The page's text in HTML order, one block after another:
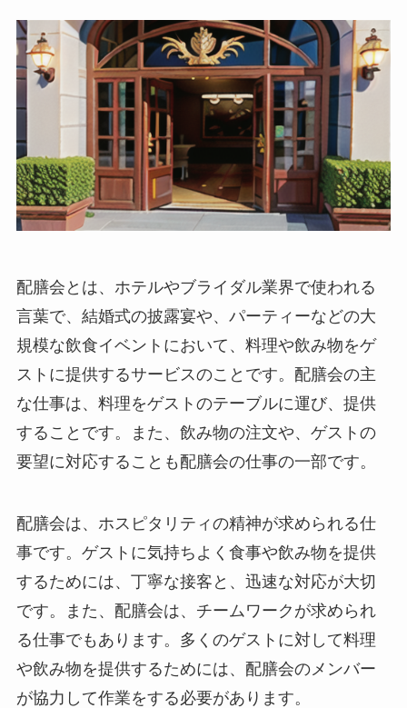
配膳会とは、ホテルやブライダル業界で使われる
言葉で、結婚式の披露宴や、パーティーなどの大
規模な飲食イベントにおいて、料理や飲み物をゲ
ストに提供するサービスのことです。 配膳会の主
な仕事は、料理をゲストのテーブルに運び、提供
することです。
また、飲み物の注文や、ゲストの
要望に対応することも配膳会の仕事の一部です。
配膳会は、ホスピタリティの精神が求められる仕
事です。ゲストに気持ちよく食事や飲み物を提供
するためには、丁寧な接客と、迅速な対応が大切
です。また、配膳会は、チームワークが求められ
る仕事でもあります。多くのゲストに対して料理
や飲み物を提供するためには、配膳会のメンバー
が協力して作業をする必要があります。